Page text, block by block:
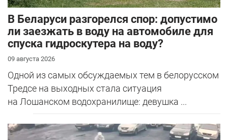
В Беларуси разгорелся спор: допустимо
ли заезжать в воду на автомобиле для
спуска гидроскутера на воду?
09 августа 2026
Одной из самых обсуждаемых тем в белорусском
Тредсе на выходных стала ситуация
на Лошанском водохранилище: девушка ...